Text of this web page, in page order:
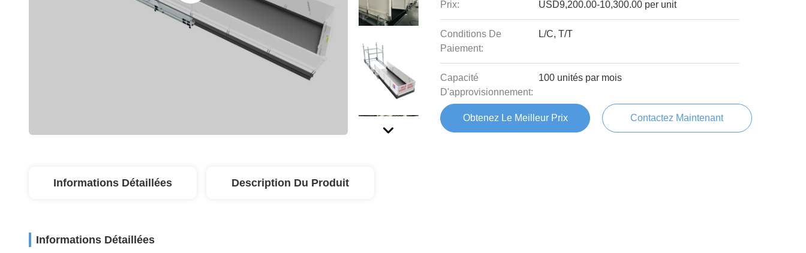
Prix: USD9,200.00-10,300.00 per unit
Conditions De
Paiement:
L/C, T/T
Capacité
D'approvisionnement:
100 unités par mois
Obtenez Le Meilleur Prix Contactez Maintenant
Informations Détaillées Description Du Produit
Informations Détaillées